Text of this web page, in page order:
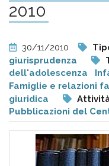
e
analisi
pr
2010
30/11/2010
giurisprudenza
dell'adolescenza
Famiglie e relazioni
giuridica
Pubblicazioni del